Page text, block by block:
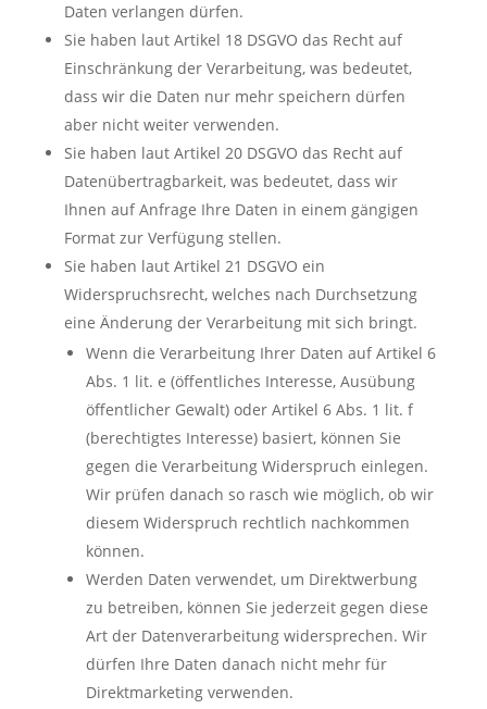
Daten verlangen dürfen.
Sie haben laut Artikel 18 DSGVO das Recht auf
Einschränkung der Verarbeitung, was bedeutet,
dass wir die Daten nur mehr speichern dürfen
aber nicht weiter verwenden.
Sie haben laut Artikel 20 DSGVO das Recht auf
Datenübertragbarkeit, was bedeutet, dass wir
Ihnen auf Anfrage Ihre Daten in einem gängigen
Format zur Verfügung stellen.
Sie haben laut Artikel 21 DSGVO ein
Widerspruchsrecht, welches nach Durchsetzung
eine Änderung der Verarbeitung mit sich bringt.
Wenn die Verarbeitung Ihrer Daten auf Artikel 6
Abs. 1 lit. e (öffentliches Interesse, Ausübung
öffentlicher Gewalt) oder Artikel 6 Abs. 1 lit. f
(berechtigtes Interesse) basiert, können Sie
gegen die Verarbeitung Widerspruch einlegen.
Wir prüfen danach so rasch wie möglich, ob wir
diesem Widerspruch rechtlich nachkommen
können.
Werden Daten verwendet, um Direktwerbung
zu betreiben, können Sie jederzeit gegen diese
Art der Datenverarbeitung widersprechen. Wir
dürfen Ihre Daten danach nicht mehr für
Direktmarketing verwenden.